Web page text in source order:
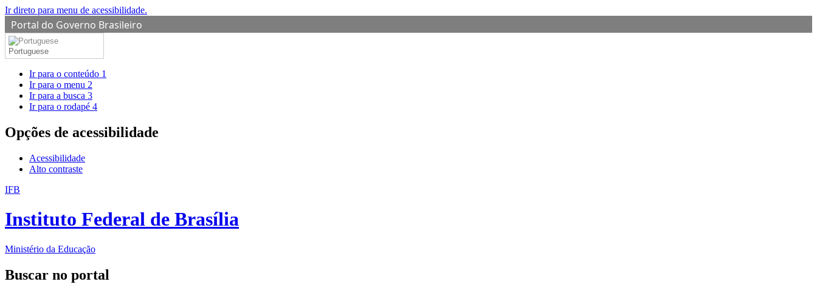
Ir direto para menu de acessibilidade.
Portal do Governo Brasileiro
Portuguese
Ir para o conteúdo 1
Ir para o menu 2
Ir para a busca 3
Ir para o rodapé 4
Opções de acessibilidade
Acessibilidade
Alto contraste
IFB
Instituto Federal de Brasília
Ministério da Educação
Buscar no portal